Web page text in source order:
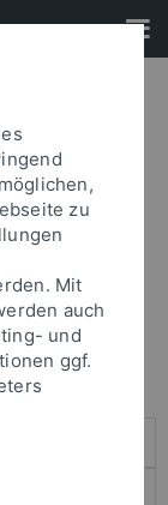
an um sich
zu
Mit
auch
und
ggf.